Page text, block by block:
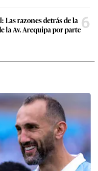
razones detrás de la
la Av. Arequipa por parte6